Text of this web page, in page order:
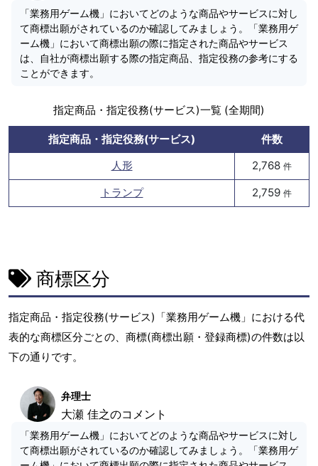
「業務用ゲーム機」においてどのような商品やサービスに対し
て商標出願がされているのか確認してみましょう。「業務用ゲ
ーム機」において商標出願の際に指定された商品やサービス
は、自社が商標出願する際の指定商品、指定役務の参考にする
ことができます。
指定商品・指定役務(サービス)一覧 (全期間)
指定商品・指定役務(サービス)
件数
人形
2,768 件
トランプ 2,759 件
商標区分
指定商品・指定役務(サービス)「業務用ゲーム機」における代
表的な商標区分ごとの、商標(商標出願・登録商標)の件数は以
下の通りです。
弁理士
大瀬 佳之のコメント
「業務用ゲーム機」においてどのような商品やサービスに対し
て商標出願がされているのか確認してみましょう。「業務用ゲ